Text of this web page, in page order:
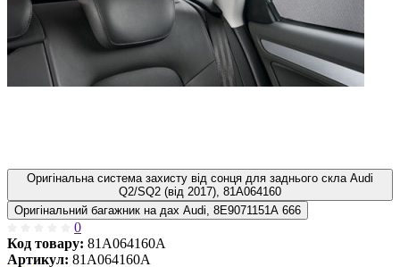
Оригінальна система захисту від сонця для заднього скла Audi
Q2/SQ2 (від 2017), 81A064160
Оригінальний багажник на дах Audi, 8E9071151A 666
0
Код товару: 81A064160A
Артикул: 81A064160A